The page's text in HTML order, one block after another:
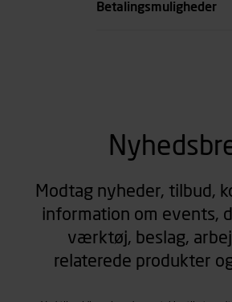
Betalingsmuligheder
Modtag nyheder, tilbud,
information om events,
værktøj, beslag,
relaterede produkter